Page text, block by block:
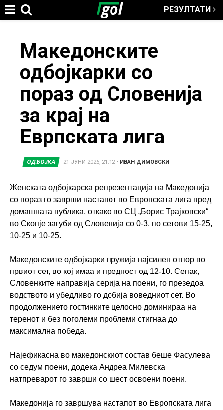
РЕЗУЛТАТИ
here
Македонските
одбојкарки со
пораз од Словенија
за крај на
Еврпската лига
ОДБОЈКА 21 ЈУНИ 2026, 21:12• ИВАН ДИМОВСКИ
Женската одбојкарска репрезентација на Македонија
со пораз го заврши настапот во Европската лига пред
домашната публика, откако во СЦ „Борис Трајковски“
во Скопје загуби од Словенија со 0-3, по сетови 15-25,
10-25 и 10-25.
Македонските одбојкарки пружија најсилен отпор во
првиот сет, во кој имаа и предност од 12-10. Сепак,
Словенките направија серија на поени, го презедоа
водството и убедливо го добија воведниот сет. Во
продолжението гостинките целосно доминираа на
теренот и без поголеми проблеми стигнаа до
максимална победа.
Најефикасна во македонскиот состав беше Фасулева
со седум поени, додека Андреа Милевска
натпреварот го заврши со шест освоени поени.
Македонија го завршува настапот во Европската лига